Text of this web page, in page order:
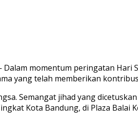
momentum peringatan Hari
yang telah memberikan
Semangat jihad yang
Kota Bandung, di Plaza Balai